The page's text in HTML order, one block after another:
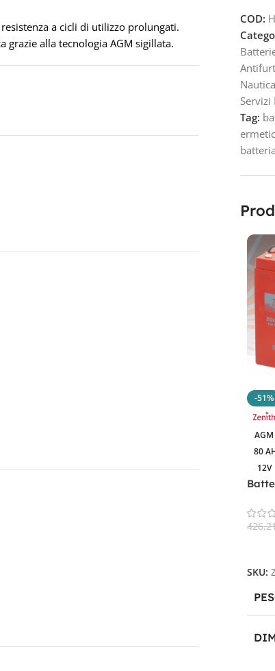
a cicli di utilizzo prolungati.
grazie alla tecnologia AGM sigillata.
COD:
Nautica
Servizi
Tag:
-51%
AGM
80
12V
SKU: